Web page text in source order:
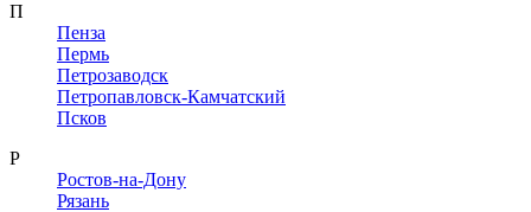
П
Пенза
Пермь
Петрозаводск
Петропавловск-Камчатский
Псков
Р
Ростов-на-Дону
Рязань